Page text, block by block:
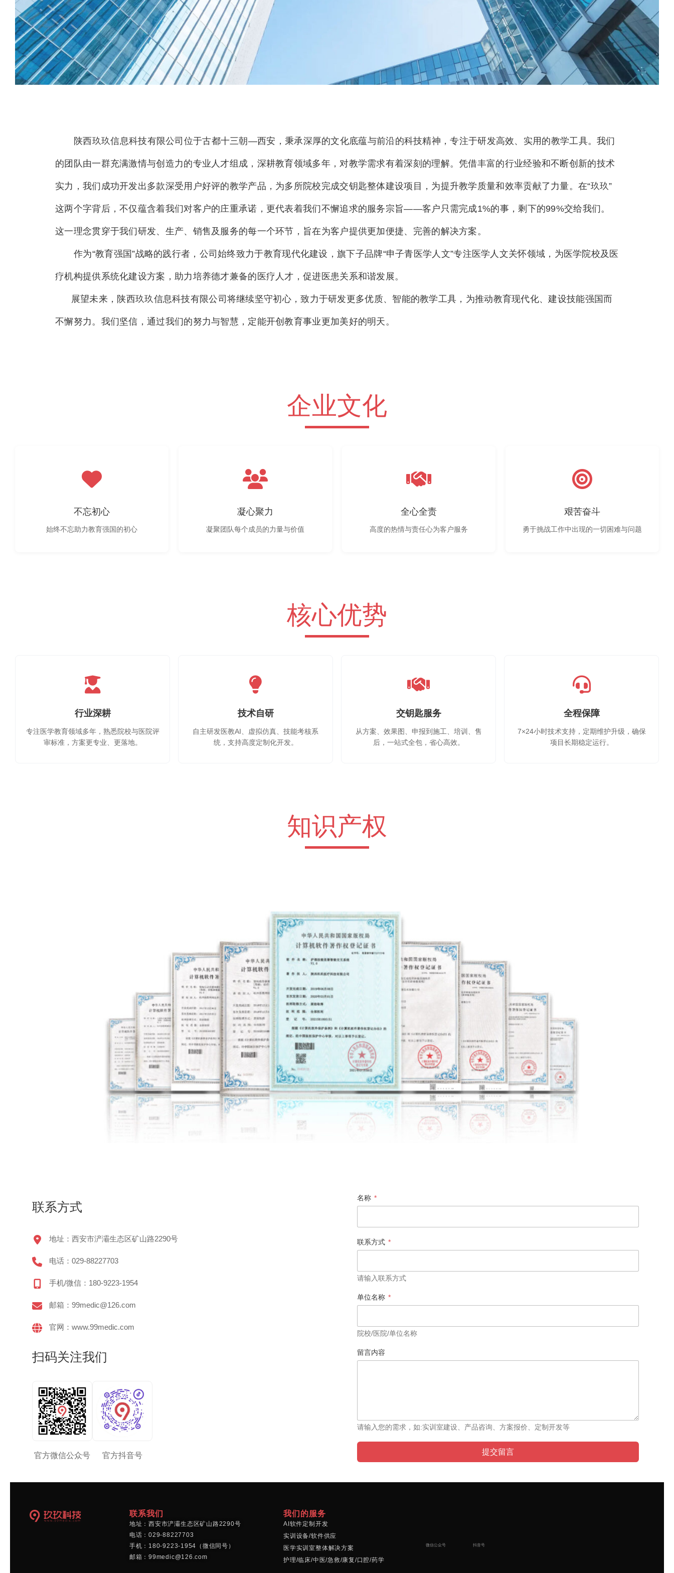
陕西玖玖信息科技有限公司位于古都十三朝—西安，秉承深厚的文化底蕴与前沿的科技精神，专注于研发高效、实用的教学工具。我们
的团队由一群充满激情与创造力的专业人才组成，深耕教育领域多年，对教学需求有着深刻的理解。凭借丰富的行业经验和不断创新的技术
实力，我们成功开发出多款深受用户好评的教学产品，为多所院校完成交钥匙整体建设项目，为提升教学质量和效率贡献了力量。在“玖玖”
这两个字背后，不仅蕴含着我们对客户的庄重承诺，更代表着我们不懈追求的服务宗旨——客户只需完成1%的事，剩下的99%交给我们。
这一理念贯穿于我们研发、生产、销售及服务的每一个环节，旨在为客户提供更加便捷、完善的解决方案。
作为“教育强国”战略的践行者，公司始终致力于教育现代化建设，旗下子品牌“申子青医学人文”专注医学人文关怀领域，为医学院校及医
疗机构提供系统化建设方案，助力培养德才兼备的医疗人才，促进医患关系和谐发展。
展望未来，陕西玖玖信息科技有限公司将继续坚守初心，致力于研发更多优质、智能的教学工具，为推动教育现代化、建设技能强国而
不懈努力。我们坚信，通过我们的努力与智慧，定能开创教育事业更加美好的明天。
企业文化
不忘初心
始终不忘助力教育强国的初心
凝心聚力
凝聚团队每个成员的力量与价值
全心全责
高度的热情与责任心为客户服务
艰苦奋斗
勇于挑战工作中出现的一切困难与问题
核心优势
行业深耕
专注医学教育领域多年，熟悉院校与医院评
审标准，方案更专业、更落地。
技术自研
自主研发医教AI、虚拟仿真、技能考核系
统，支持高度定制化开发。
交钥匙服务
从方案、效果图、申报到施工、培训、售
后，一站式全包，省心高效。
全程保障
7×24小时技术支持，定期维护升级，确保
项目长期稳定运行。
知识产权
联系方式
地址：西安市浐灞生态区矿山路2290号
电话：029-88227703
手机/微信：180-9223-1954
邮箱：99medic@126.com
官网：www.99medic.com
扫码关注我们
官方微信公众号 官方抖音号
联
系
式
位
单
位
名
称
名称 *
联系方式 *
请输入联系方式
单位名称 *
院校/医院/单位名称
留言内容
请输入您的需求，如:实训室建设、产品咨询、方案报价、定制开发等
提交留言
联系我们
地址：西安市浐灞生态区矿山路2290号
电话：029-88227703
手机：180-9223-1954（微信同号）
邮箱：99medic@126.com
我们的服务
AI软件定制开发
实训设备/软件供应
医学实训室整体解决方案
护理/临床/中医/急救/康复/口腔/药学
微信公众号 抖音号